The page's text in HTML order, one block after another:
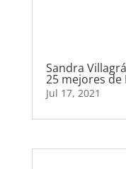
Sandra
25 mejores de
Jul 17, 2021